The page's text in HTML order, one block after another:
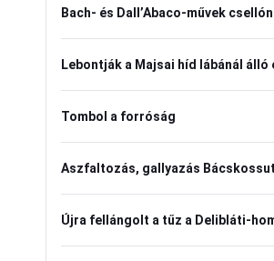
Bach- és Dall’Abaco-művek csellón
Lebontják a Majsai híd lábánál álló
Tombol a forróság
Aszfaltozás, gallyazás
Újra fellángolt a tűz a Delibláti-